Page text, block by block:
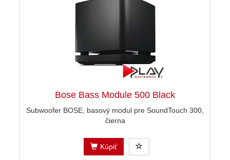
Bose Bass Module 500 Black
Subwoofer BOSE, basový modul pre SoundTouch 300,
čierna
Kúpiť